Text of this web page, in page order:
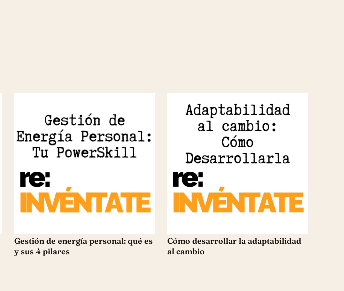
Gestión de energía personal: qué es
y sus 4 pilares
Cómo desarrollar la adaptabilidad
al cambio